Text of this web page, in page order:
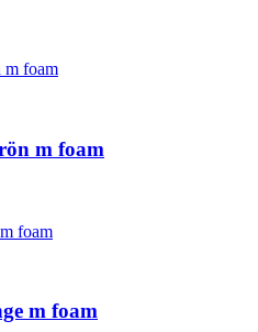
m foam
m foam